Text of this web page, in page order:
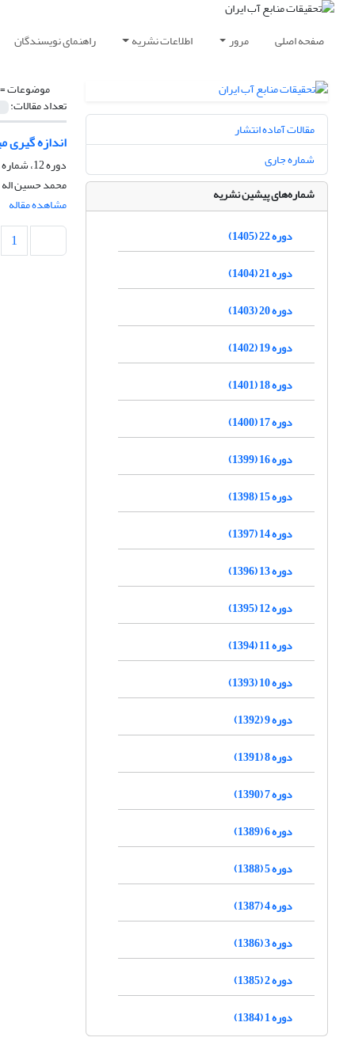
صفحه اصلی مرور اطلاعات نشریه راهنمای نویسندگان
موضوعات
تعداد مقالات:
اندازه گیری
دوره 12، شماره 2، تابستان 1395، صفحه
محمد حسین
مشاهده مقاله
1
مقالات آماده انتشار
شماره جاری
شماره‌های پیشین نشریه
دوره 22 (1405)
دوره 21 (1404)
دوره 20 (1403)
دوره 19 (1402)
دوره 18 (1401)
دوره 17 (1400)
دوره 16 (1399)
دوره 15 (1398)
دوره 14 (1397)
دوره 13 (1396)
دوره 12 (1395)
دوره 11 (1394)
دوره 10 (1393)
دوره 9 (1392)
دوره 8 (1391)
دوره 7 (1390)
دوره 6 (1389)
دوره 5 (1388)
دوره 4 (1387)
دوره 3 (1386)
دوره 2 (1385)
دوره 1 (1384)